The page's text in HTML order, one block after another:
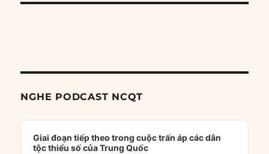
NGHE PODCAST NCQT
Audio
Player
Giai đoạn tiếp theo trong cuộc trấn áp các dân
tộc thiểu số của Trung Quốc